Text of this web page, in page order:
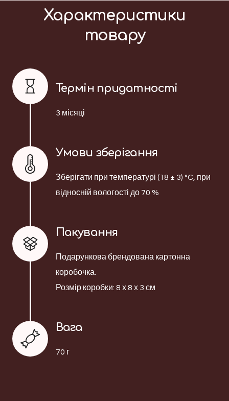
Характеристики
товару
Термін придатності
3 місяці
Умови зберігання
Зберігати при температурі (18 ± 3) °C, при
відносній вологості до 70 %
Пакування
Подарункова брендована картонна
коробочка.
Розмір коробки: 8 х 8 х 3 см
Вага
70 г